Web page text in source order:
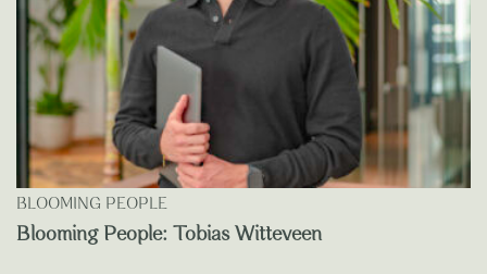
BLOOMING PEOPLE
Blooming People: Tobias Witteveen